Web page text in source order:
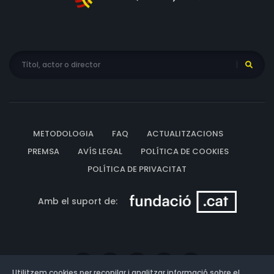
METODOLOGIA FAQ
ACTUALITZACIONS
PREMSA
AVÍS LEGAL
POLÍTICA DE COOKIES
POLÍTICA DE PRIVACITAT
Amb el suport de: